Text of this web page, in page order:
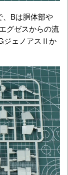
、Bは胴体部や
グゼスからの流
ジェノアスⅡか